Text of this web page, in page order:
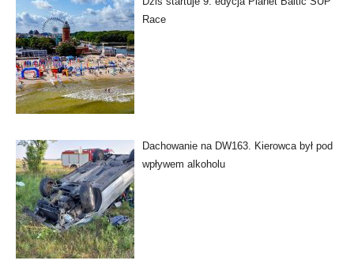
Race
Dachowanie na DW163. Kierowca był pod
wpływem alkoholu